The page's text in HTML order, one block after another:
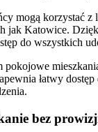
mogą
Katowice.
do wszystkich
łatwy
bez